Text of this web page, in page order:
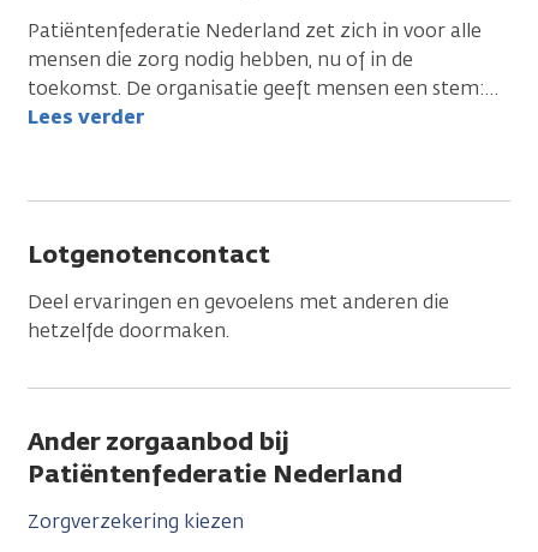
Patiëntenfederatie Nederland zet zich in voor alle
mensen die zorg nodig hebben, nu of in de
toekomst. De organisatie geeft mensen een stem:…
Lees verder
Lotgenotencontact
Deel ervaringen en gevoelens met anderen die
hetzelfde doormaken.
Ander zorgaanbod bij
Patiëntenfederatie Nederland
Zorgverzekering kiezen